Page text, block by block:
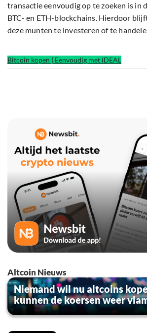
transactie eenvoudig op te zoeken is in
BTC- en ETH-blockchains. Hierdoor
deze munten te investeren of te
Bitcoin kopen | Eenvoudig met iDEAL
Altcoin Nieuws
Niemand wil nu altcoins
kunnen de koersen weer